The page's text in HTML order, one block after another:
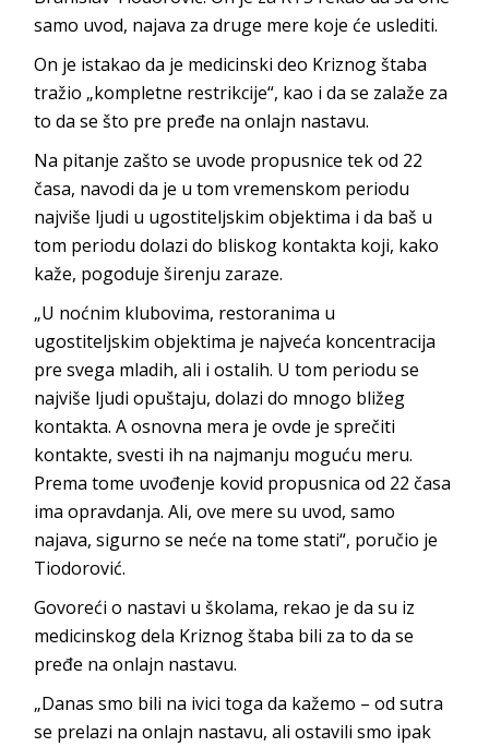
samo uvod, najava za druge mere koje će uslediti.
On je istakao da je medicinski deo Kriznog štaba
tražio „kompletne restrikcije“, kao i da se zalaže za
to da se što pre pređe na onlajn nastavu.
Na pitanje zašto se uvode propusnice tek od 22
časa, navodi da je u tom vremenskom periodu
najviše ljudi u ugostiteljskim objektima i da baš u
tom periodu dolazi do bliskog kontakta koji, kako
kaže, pogoduje širenju zaraze.
„U noćnim klubovima, restoranima u
ugostiteljskim objektima je najveća koncentracija
pre svega mladih, ali i ostalih. U tom periodu se
najviše ljudi opuštaju, dolazi do mnogo bližeg
kontakta. A osnovna mera je ovde je sprečiti
kontakte, svesti ih na najmanju moguću meru.
Prema tome uvođenje kovid propusnica od 22 časa
ima opravdanja. Ali, ove mere su uvod, samo
najava, sigurno se neće na tome stati“, poručio je
Tiodorović.
Govoreći o nastavi u školama, rekao je da su iz
medicinskog dela Kriznog štaba bili za to da se
pređe na onlajn nastavu.
„Danas smo bili na ivici toga da kažemo – od sutra
se prelazi na onlajn nastavu, ali ostavili smo ipak